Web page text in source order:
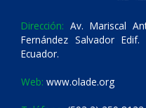
Dirección: Av. Mariscal
Fernández Salvador
Ecuador.
Web: www.olade.org